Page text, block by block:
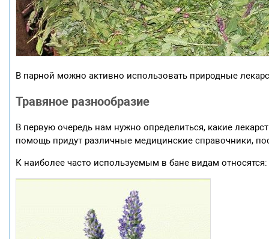
В парной можно активно использовать природные
Травяное разнообразие
В первую очередь нам нужно определиться, какие
помощь придут различные медицинские справочники,
К наиболее часто используемым в бане видам относятся: